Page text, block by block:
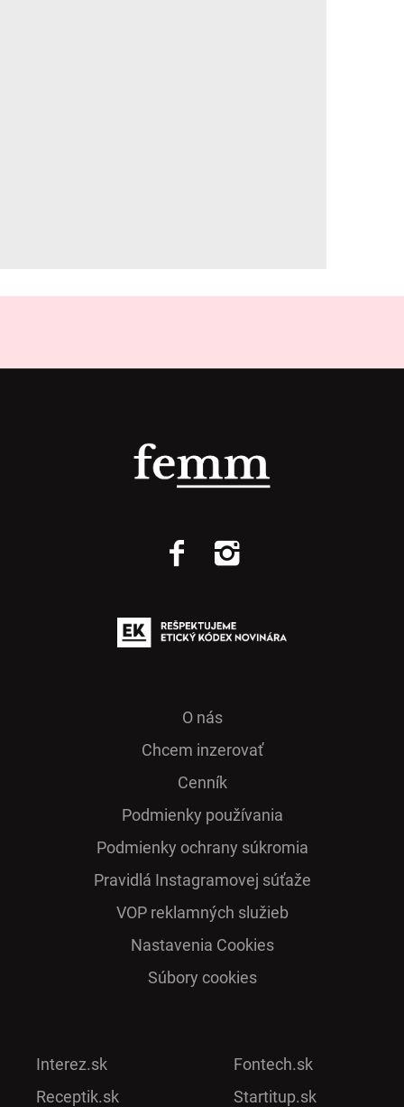
O nás
Chcem inzerovať
Cenník
Podmienky používania
Podmienky ochrany súkromia
Pra­vidlá Ins­ta­gra­mo­vej sú­ťaže
VOP reklamných služieb
Nastavenia Cookies
Súbory cookies
Interez.sk
Receptik.sk
Fontech.sk
Startitup.sk